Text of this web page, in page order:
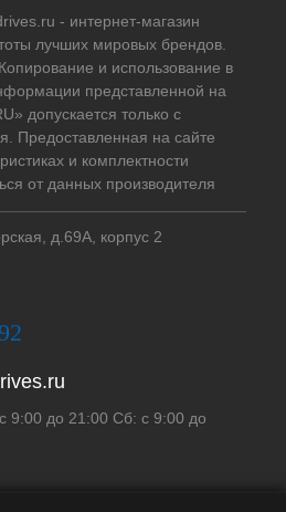
- интернет-магазин
лучших мировых брендов.
и использование в
представленной на
допускается только с
Предоставленная на сайте
и комплектности
от данных производителя
д.69А, корпус 2
9:00 до 21:00 Сб: с 9:00 до